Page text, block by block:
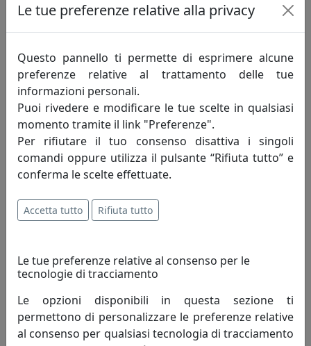
vastissima di articoli in smalto ispirata a
quelli che tanto piacevano agli zar di tutte
le Russie, una collezione in porcellana, cristalli,
ceramiche dipinte a mano e vetri molati. La Royal Family
vuole regalare un po’ di magia,un sogno in cui i semplici
gesti quotidiani assumano caratteristiche speciali una
volta esclusivo privilegio di pochi e oggi destinate a
tutte le persone che amano il bello.
La Royal Family non confonde la modernità del design
eccellenti risultati raggiunti dai grandi artisti di oggetti
del passato con le esigenze moderne e contemporanee.
Royal Family vuole essere un punto di riferimento per
chi ama una casa calda ed accogliente, piena di oggetti
Le tue preferenze relative alla privacy
Questo pannello ti permette di esprimere alcune
preferenze relative al trattamento delle tue
informazioni personali.
Puoi rivedere e modificare le tue scelte in qualsiasi
momento tramite il link "Preferenze".
Per rifiutare il tuo consenso disattiva i singoli
comandi oppure utilizza il pulsante “Rifiuta tutto” e
conferma le scelte effettuate.
Accetta tutto Rifiuta tutto
Le tue preferenze relative al consenso per le
tecnologie di tracciamento
Le opzioni disponibili in questa sezione ti
permettono di personalizzare le preferenze relative
al consenso per qualsiasi tecnologia di tracciamento